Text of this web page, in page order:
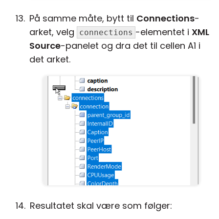
På samme måte, bytt til Connections-
arket, velg
connections -elementet i XML
Source-panelet og dra det til cellen A1 i
det arket.
Resultatet skal være som følger: